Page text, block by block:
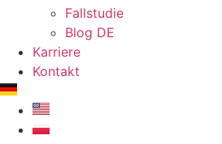
Fallstudie
Blog DE
Karriere
Kontakt